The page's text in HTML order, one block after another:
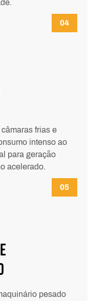
frias e
intenso ao
para geração
acelerado.
pesado